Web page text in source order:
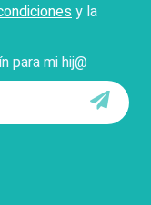
y la
para mi hij@
Enviar
o